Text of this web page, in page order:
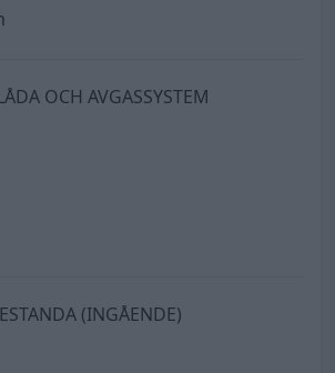
OCH AVGASSYSTEM
(INGÅENDE)